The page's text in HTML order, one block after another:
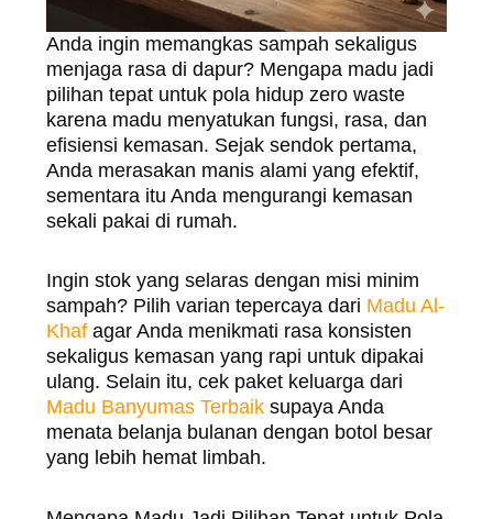
Anda ingin memangkas sampah sekaligus
menjaga rasa di dapur? Mengapa madu jadi
pilihan tepat untuk pola hidup zero waste
karena madu menyatukan fungsi, rasa, dan
efisiensi kemasan. Sejak sendok pertama,
Anda merasakan manis alami yang efektif,
sementara itu Anda mengurangi kemasan
sekali pakai di rumah.
Ingin stok yang selaras dengan misi minim
sampah? Pilih varian tepercaya dari Madu Al-
Khaf agar Anda menikmati rasa konsisten
sekaligus kemasan yang rapi untuk dipakai
ulang. Selain itu, cek paket keluarga dari
Madu Banyumas Terbaik supaya Anda
menata belanja bulanan dengan botol besar
yang lebih hemat limbah.